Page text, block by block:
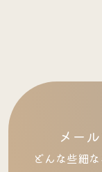
メー
どんな些細